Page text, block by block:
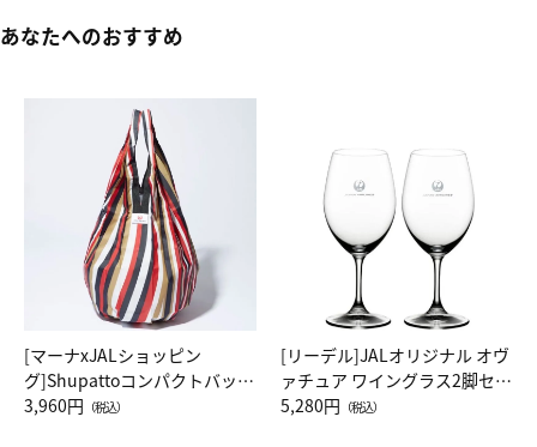
あなたへのおすすめ
[マーナxJALショッピン
グ]Shupattoコンパクトバッグ
Drop JAL客室乗務員（LC）ス
3,960円 （税込）
[リーデル]JALオリジナル オヴ
ァチュア ワイングラス2脚セッ
ト（レッドワイン）
5,280円 （税込）